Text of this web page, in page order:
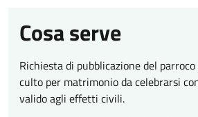
Cosa serve
Richiesta di pubblicazione del
culto per matrimonio da celebrarsi
valido agli effetti civili.